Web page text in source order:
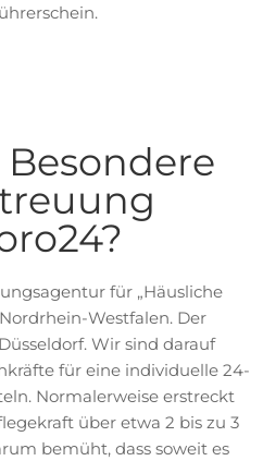
Besondere
für „Häusliche
Westfalen. Der
Wir sind darauf
für eine individuelle 24-
Normalerweise erstreckt
über etwa 2 bis zu 3
bemüht, dass soweit es